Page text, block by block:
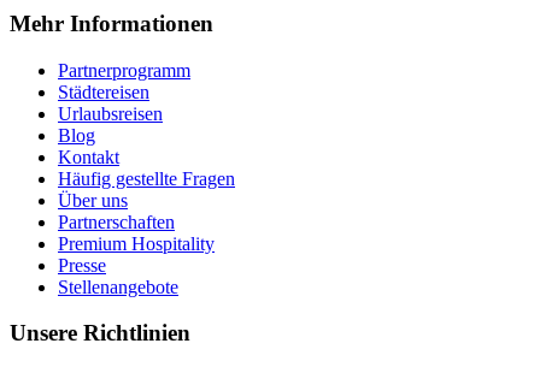
Mehr Informationen
Partnerprogramm
Städtereisen
Urlaubsreisen
Blog
Kontakt
Häufig gestellte Fragen
Über uns
Partnerschaften
Premium Hospitality
Presse
Stellenangebote
Unsere Richtlinien